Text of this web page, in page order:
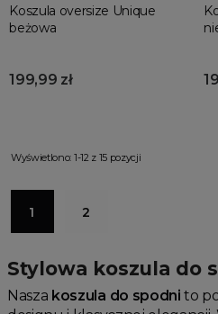
Koszula oversize Unique
beżowa
199,99 zł
Wyświetlono: 1-12 z 15 pozycji
1 2
Stylowa koszula do
Nasza koszula do spodni to